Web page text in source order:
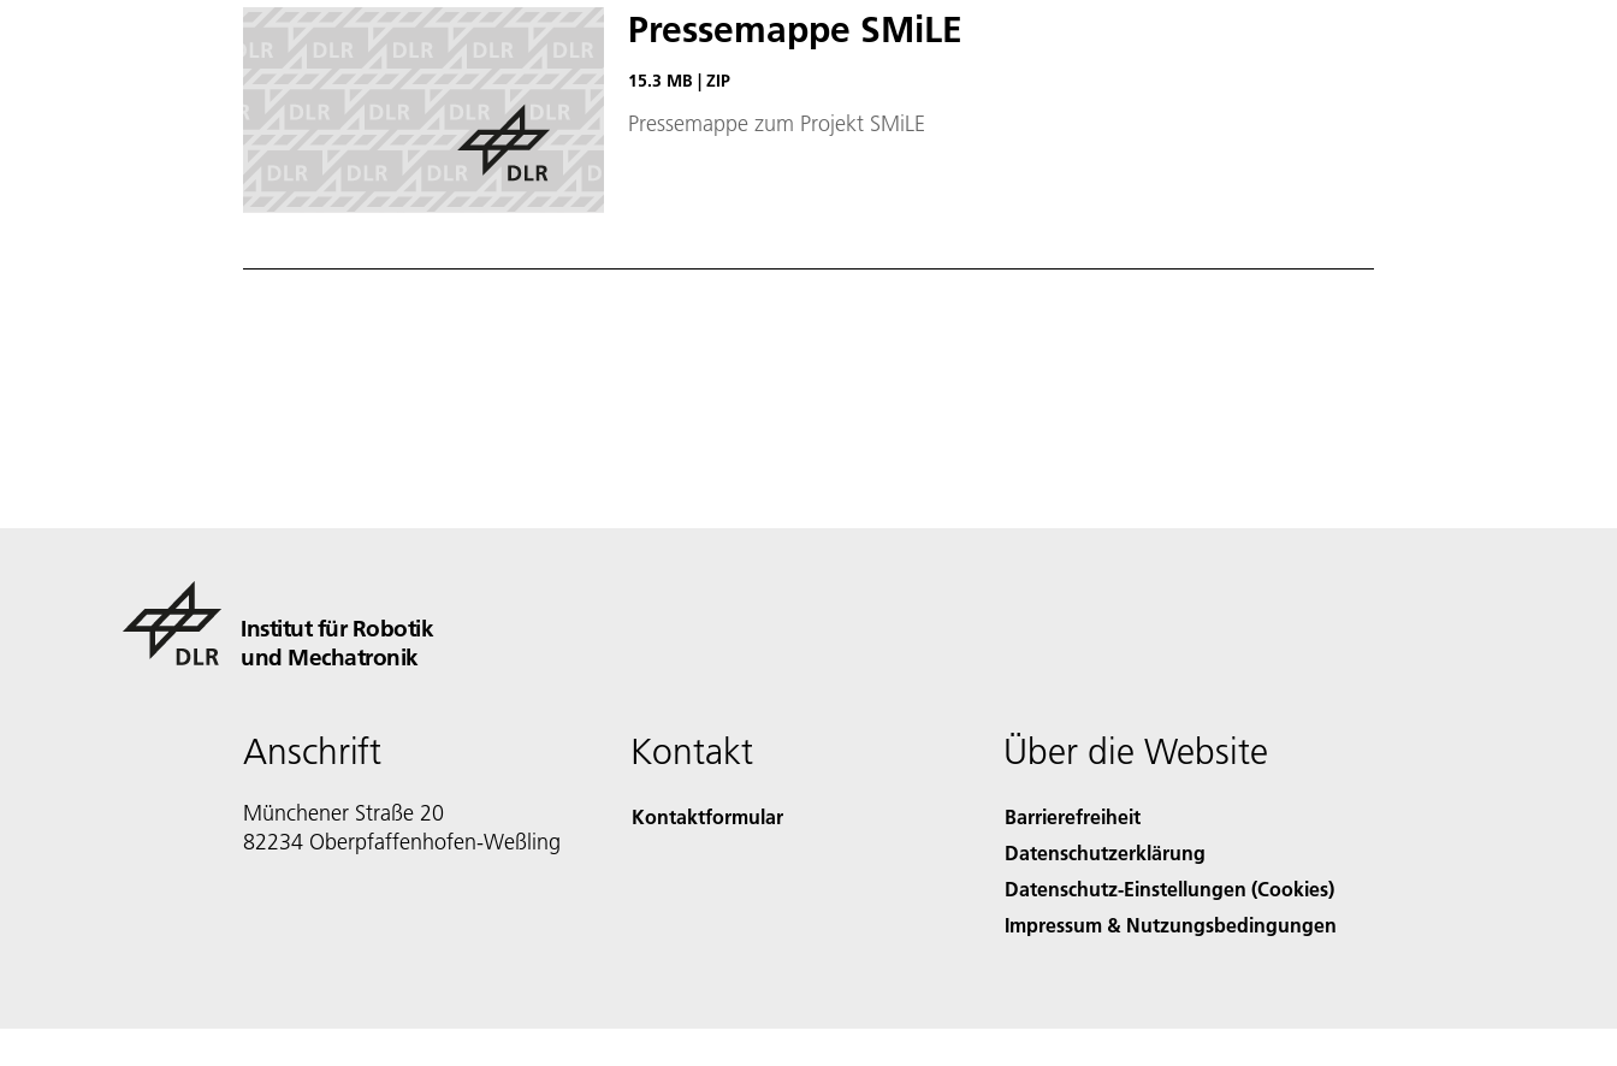
Pressemappe SMiLE
15.3 MB ZIP
Pressemappe zum Projekt SMiLE
Institut für Robotik
und Mechatronik
Anschrift
Münchener Straße 20
82234 Oberpfaffenhofen-Weßling
Kontakt
Kontaktformular
Über die Website
Barrierefreiheit
Datenschutzerklärung
Datenschutz-Einstellungen (Cookies)
Impressum & Nutzungsbedingungen